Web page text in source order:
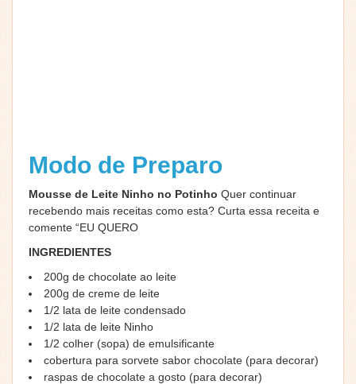
Modo de Preparo
Mousse de Leite Ninho no Potinho Quer continuar
recebendo mais receitas como esta? Curta essa receita e
comente “EU QUERO
INGREDIENTES
200g de chocolate ao leite
200g de creme de leite
1/2 lata de leite condensado
1/2 lata de leite Ninho
1/2 colher (sopa) de emulsificante
cobertura para sorvete sabor chocolate (para decorar)
raspas de chocolate a gosto (para decorar)